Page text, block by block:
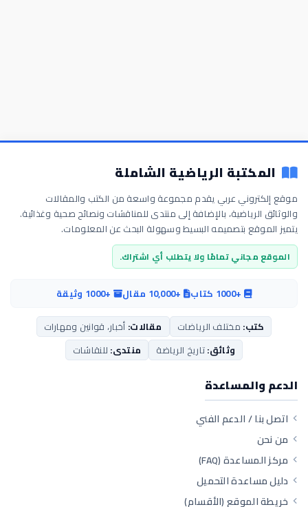
المكتبة الرياضية الشاملة
موقع إلكتروني عربي يقدم مجموعة واسعة من الكتب والمقالات
والوثائق الرياضية، بالإضافة إلى منتدى للمناقشات ونصائح صحية وغذائية.
يتميز الموقع بتصميمه البسيط وسهولة البحث عن المعلومات.
الموقع مجاني تمامًا ولا يتطلب أي اشتراك.
+1000 كتاب +10,000 مقال
+1000 وثيقة
كتب: مختلف الرياضات مقالات: أخبار، قوانين ومهارات
وثائق:تاريخ الرياضة منتدى: للنقاشات
الدعم والمساعدة
اتصل بنا / الدعم الفني
من نحن
مركز المساعدة (FAQ)
دليل مساعدة التحميل
خريطة الموقع (الأقسام)